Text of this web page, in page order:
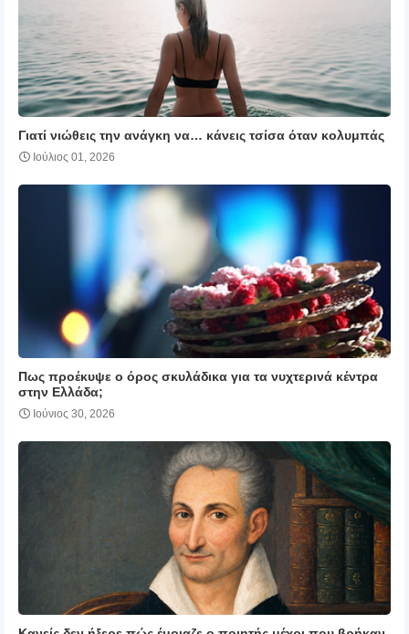
Γιατί νιώθεις την ανάγκη να… κάνεις τσίσα όταν κολυμπάς
Ιούλιος 01, 2026
Πως προέκυψε ο όρος σκυλάδικα για τα νυχτερινά κέντρα
στην Ελλάδα;
Ιούνιος 30, 2026